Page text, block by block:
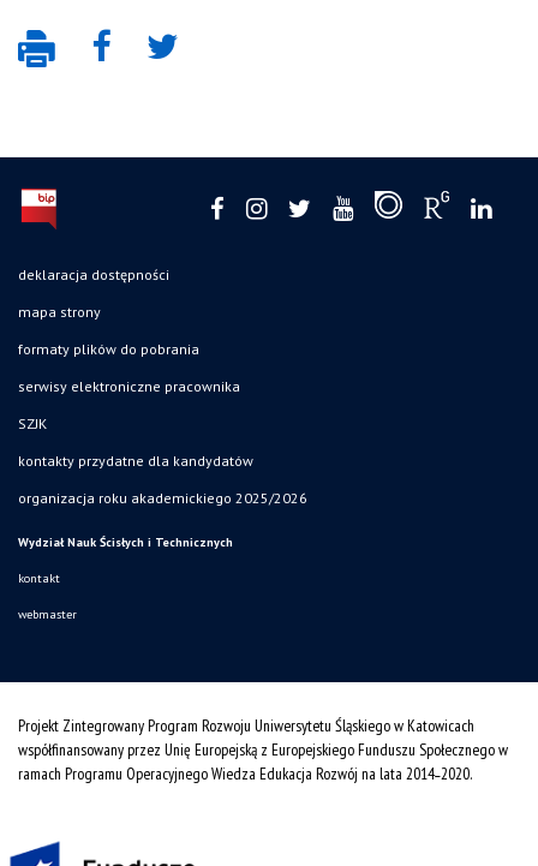
deklaracja dostępności
mapa strony
formaty plików do pobrania
serwisy elektroniczne pracownika
SZJK
kontakty przydatne dla kandydatów
organizacja roku akademickiego 2025/2026
Wydział Nauk Ścisłych i Technicznych
kontakt
webmaster
Projekt Zintegrowany Program Rozwoju Uniwersytetu Śląskiego w Katowicach
współfinansowany przez Unię Europejską z Europejskiego Funduszu Społecznego w
ramach Programu Operacyjnego Wiedza Edukacja Rozwój na lata 2014˗2020.